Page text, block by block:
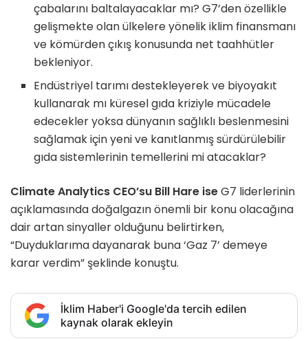
çabalarını baltalayacaklar mı? G7’den özellikle
gelişmekte olan ülkelere yönelik iklim finansmanı
ve kömürden çıkış konusunda net taahhütler
bekleniyor.
Endüstriyel tarımı destekleyerek ve biyoyakıt
kullanarak mı küresel gıda kriziyle mücadele
edecekler yoksa dünyanın sağlıklı beslenmesini
sağlamak için yeni ve kanıtlanmış sürdürülebilir
gıda sistemlerinin temellerini mi atacaklar?
Climate Analytics CEO’su Bill Hare iseG7 liderlerinin
açıklamasında doğalgazın önemli bir konu olacağına
dair artan sinyaller olduğunu belirtirken,
“Duyduklarıma dayanarak buna ‘Gaz 7’ demeye
karar verdim” şeklinde konuştu.
İklim Haber'i Google'da tercih edilen
kaynak olarak ekleyin